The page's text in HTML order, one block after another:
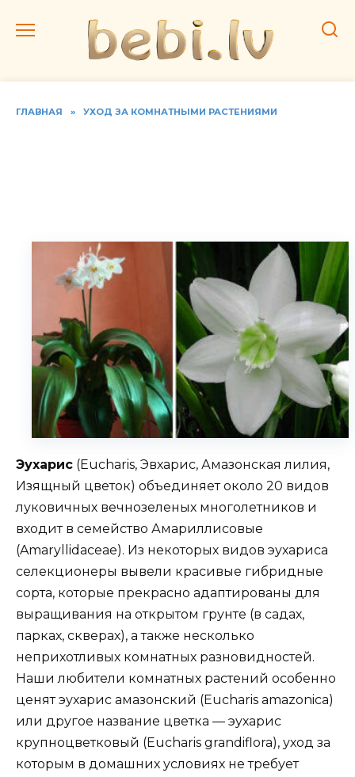
ГЛАВНАЯ » УХОД ЗА КОМНАТНЫМИ РАСТЕНИЯМИ
Эухарис (Eucharis, Эвхарис, Амазонская лилия,
Изящный цветок) объединяет около 20 видов
луковичных вечнозеленых многолетников и
входит в семейство Амариллисовые
(Amaryllidaceae). Из некоторых видов эухариса
селекционеры вывели красивые гибридные
сорта, которые прекрасно адаптированы для
выращивания на открытом грунте (в садах,
парках, скверах), а также несколько
неприхотливых комнатных разновидностей.
Наши любители комнатных растений особенно
ценят эухарис амазонский (Eucharis amazoniса)
или другое название цветка — эухарис
крупноцветковый (Eucharis grandiflora), уход за
которым в домашних условиях не требует